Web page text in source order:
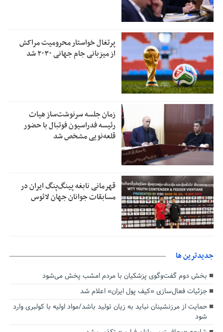
پرتغال خواستار محرومیت مراکش
از میزبانی جام جهانی ۲۰۳۰ شد
زمان جلسه سرنوشت‌ساز هیات
رئیسه فدراسیون فوتبال با حضور
قلعه‌نویی مشخص شد
قهرمانی نابغه پینگ‌پنگ ایران در
مسابقات جوانان جهان لائوس
جديدترين ها
بخش دوم گفت‌وگوی پزشکیان با مردم امشب پخش می‌شود
جزئیات فعال‌سازی «کیف پول ایران» اعلام شد
حمایت از مرزنشینان نباید به زیان تولید باشد/مواد اولیه با کولبری وارد
شود